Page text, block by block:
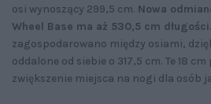
osi wynoszący 299,5 cm. Nowa
Wheel Base ma aż 530,5 cm długości.
zagospodarowano między osiami,
oddalone od siebie o 317,5 cm. Te 18
zwiększenie miejsca na nogi dla osób